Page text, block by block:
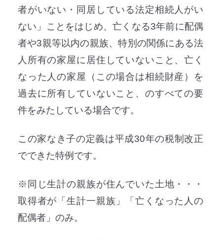
者がいない・同居している法定相続人がい
ない」ことをはじめ、亡くなる3年前に配偶
者や3親等以内の親族、特別の関係にある法
人所有の家屋に居住していないこと、亡く
なった人の家屋（この場合は相続財産）を
過去に所有していないこと、のすべての要
件をみたしている場合です。
この家なき子の定義は平成30年の税制改正
でできた特例です。
※同じ生計の親族が住んでいた土地・・・
取得者が「生計一親族」「亡くなった人の
配偶者」のみ。